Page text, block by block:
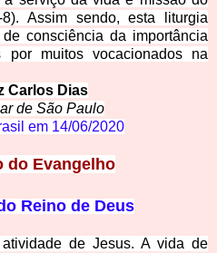
Assim sendo, esta liturgia
consciência da importância
por muitos vocacionados na
Carlos Dias
de São Paulo
em 14/06/2020
do Evangelho
Reino de Deus
de Jesus. A vida de